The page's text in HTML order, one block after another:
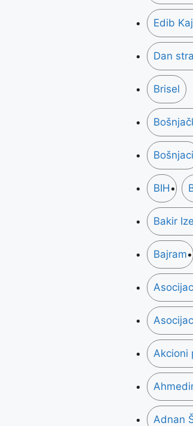
Edib
Dan
Brisel
Bošnjaci
BIH
Bakir
Bajram
Akcioni
Adnan